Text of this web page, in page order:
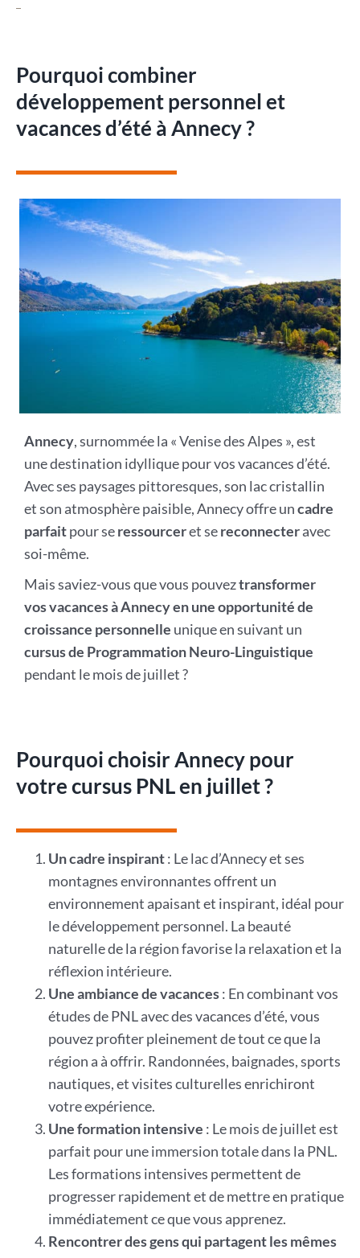
Pourquoi combiner
développement personnel et
vacances d’été à Annecy ?
Annecy, surnommée la « Venise des Alpes », est
une destination idyllique pour vos vacances d’été.
Avec ses paysages pittoresques, son lac cristallin
et son atmosphère paisible, Annecy offre uncadre
parfaitpour seressourceret sereconnecteravec
soi-même.
Mais saviez-vous que vous pouveztransformer
vos vacances à Annecy en une opportunité de
croissance personnelle unique en suivant un
cursus de Programmation Neuro-Linguistique
pendant le mois de juillet ?
Pourquoi choisir Annecy pour
votre cursus PNL en juillet ?
Un cadre inspirant: Le lac d’Annecy et ses
montagnes environnantes offrent un
environnement apaisant et inspirant, idéal pour
le développement personnel. La beauté
naturelle de la région favorise la relaxation et la
réflexion intérieure.
Une ambiance de vacances: En combinant vos
études de PNL avec des vacances d’été, vous
pouvez profiter pleinement de tout ce que la
région a à offrir. Randonnées, baignades, sports
nautiques, et visites culturelles enrichiront
votre expérience.
Une formation intensive : Le mois de juillet est
parfait pour une immersion totale dans la PNL.
Les formations intensives permettent de
progresser rapidement et de mettre en pratique
immédiatement ce que vous apprenez.
Rencontrer des gens qui partagent les mêmes